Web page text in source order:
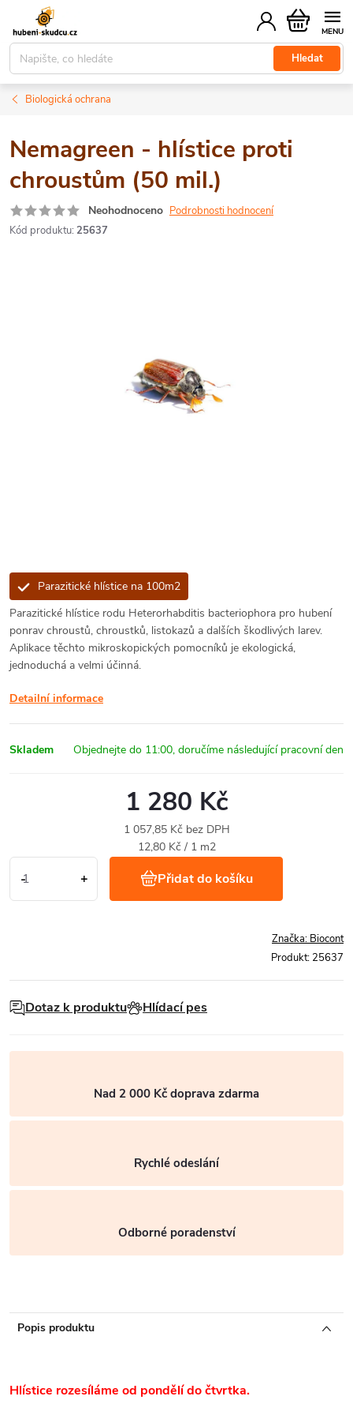
obsah
Hledat
Nákupní
košík
Biologická ochrana
Nemagreen - hlístice proti
chroustům (50 mil.)
Neohodnoceno Podrobnosti hodnocení
Kód produktu: 25637
Parazitické hlístice na 100m2
Parazitické hlístice rodu Heterorhabditis bacteriophora pro hubení
ponrav chroustů, chroustků, listokazů a dalších škodlivých larev.
Aplikace těchto mikroskopických pomocníků je ekologická,
jednoduchá a velmi účinná.
Detailní informace
Skladem
1 280 Kč
1 057,85 Kč bez DPH
Měrná
12,80 Kč / 1 m2
Přidat do košíku
Značka: Biocont
Produkt: 25637
Dotaz k produktu Hlídací pes
Nad 2 000 Kč doprava zdarma
Rychlé odeslání
Odborné poradenství
Popis produktu
Hlístice rozesíláme od pondělí do čtvrtka.